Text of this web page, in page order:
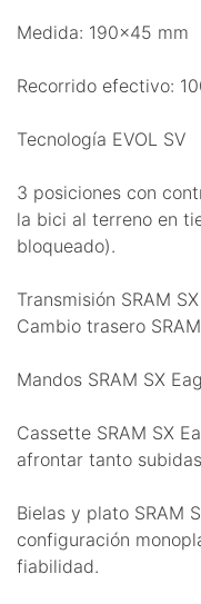
Medida: 190x45 mm
Recorrido efectivo:
Tecnología EVOL SV
3 posiciones con
la bici al terreno en
bloqueado).
Transmisión SRAM
Cambio trasero
Mandos SRAM SX
Cassette SRAM SX
afrontar tanto
Bielas y plato SRAM
configuración
fiabilidad.